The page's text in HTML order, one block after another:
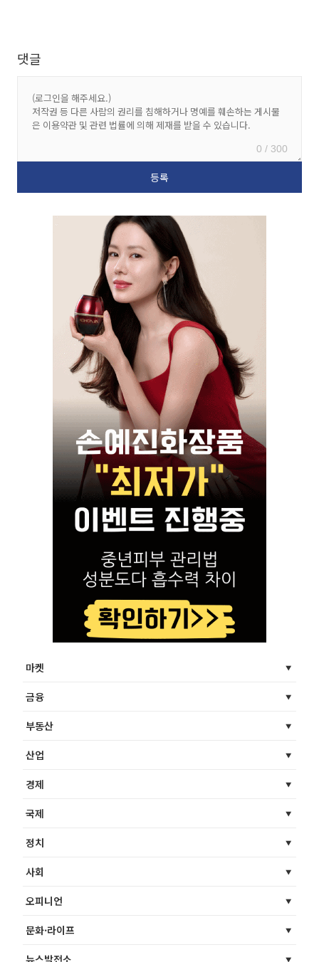
댓글
0 / 300
마켓
금융
부동산
산업
경제
국제
정치
사회
오피니언
문화·라이프
뉴스발전소